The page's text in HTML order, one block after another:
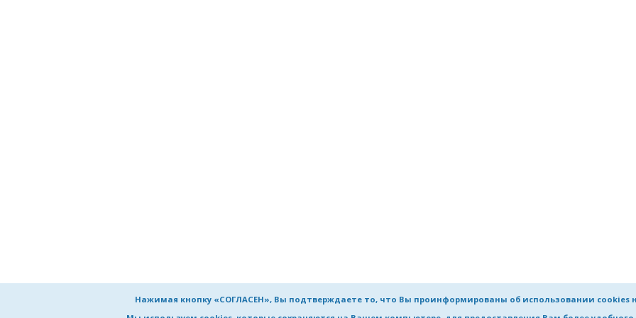
Нажимая кнопку «СОГЛАСЕН», Вы подтверждаете то, что Вы проинформированы об использовании cookies